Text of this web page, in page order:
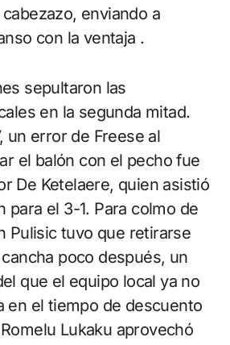
enviando a
con la ventaja .
sepultaron las
en la segunda mitad.
un error de Freese al
el balón con el pecho fue
De Ketelaere, quien asistió
para el 3-1. Para colmo de
Pulisic tuvo que retirarse
poco después, un
que el equipo local ya no
en el tiempo de descuento
Lukaku aprovechó